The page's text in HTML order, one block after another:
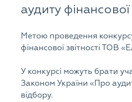
аудиту фінансової
Метою проведення
фінансової звітності ТОВ
У конкурсі можуть брати
Законом України «Про
відбору.